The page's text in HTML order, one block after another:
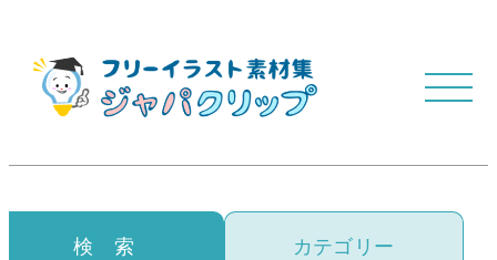
検 索 カテゴリー